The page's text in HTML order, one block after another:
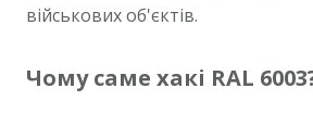
військових об'єктів.
Чому саме хакі RAL